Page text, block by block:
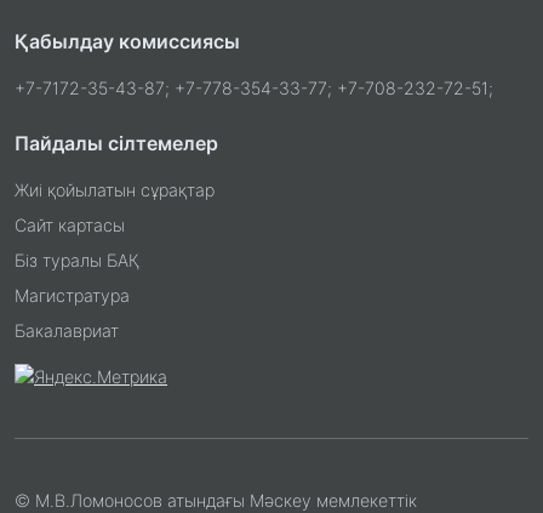
Қабылдау комиссиясы
+7-7172-35-43-87; +7-778-354-33-77; +7-708-232-72-51;
Пайдалы сілтемелер
Жиі қойылатын сұрақтар
Сайт картасы
Біз туралы БАҚ
Магистратура
Бакалавриат
© М.В.Ломоносов атындағы Мәскеу мемлекеттік